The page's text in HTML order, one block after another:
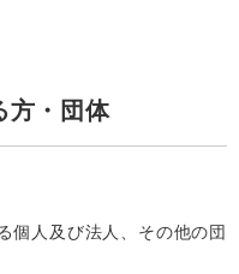
方・団体
個人及び法人、その他の団